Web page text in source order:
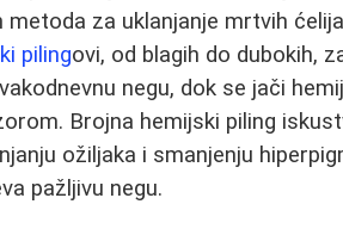
metoda za uklanjanje mrtvih
pilingovi, od blagih do dubokih,
negu, dok se jači
Brojna hemijski piling
ožiljaka i smanjenju
pažljivu negu.